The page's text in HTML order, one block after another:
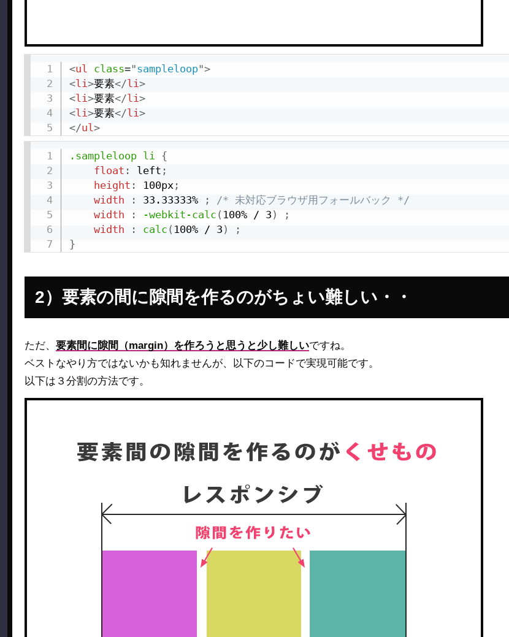
<ul class="sampleloop">
<li >要素</li >
<li >要素</li >
<li >要素</li >
</ul >
.sampleloop li
{
float : left ;
height : 100px ;
width
: 33.33333% ;
/* 未対応ブラウザ用フォールバック */
width
: -webkit-calc ( 100% / 3 )
;
width
: calc ( 100% / 3 )
;
}
要素の間に隙間を作るのがちょい難しい・・
ただ、 要素間に隙間（margin）を作ろうと思うと少し難しいですね。
ベストなやり方ではないかも知れませんが、以下のコードで実現可能です。
以下は３分割の方法です。